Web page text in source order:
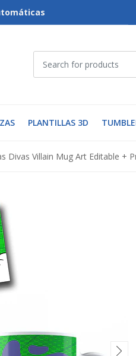
PLANTILLAS 3D
Divas Villain Mug Art Editable +